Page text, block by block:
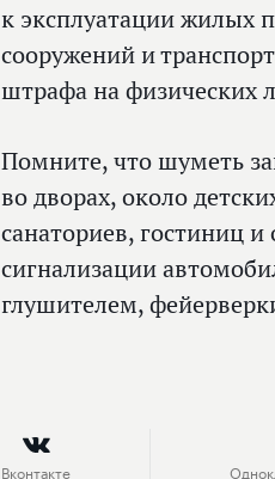
к эксплуатации жилых
сооружений и
штрафа на физических
Помните, что шуметь
во дворах, около
санаториев, гостиниц
сигнализации
глушителем,
Вконтакте